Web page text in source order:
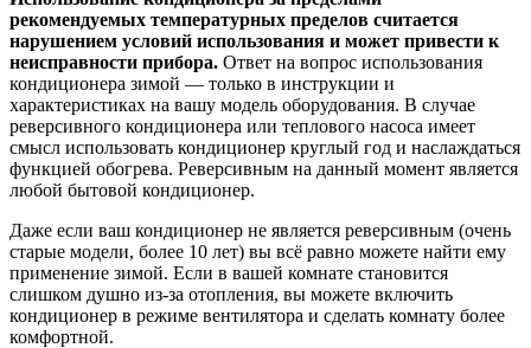
рекомендуемых температурных пределов считается
нарушением условий использования и может привести к
неисправности прибора. Ответ на вопрос использования
кондиционера зимой — только в инструкции и
характеристиках на вашу модель оборудования. В случае
реверсивного кондиционера или теплового насоса имеет
смысл использовать кондиционер круглый год и наслаждаться
функцией обогрева. Реверсивным на данный момент является
любой бытовой кондиционер.
Даже если ваш кондиционер не является реверсивным (очень
старые модели, более 10 лет) вы всё равно можете найти ему
применение зимой. Если в вашей комнате становится
слишком душно из-за отопления, вы можете включить
кондиционер в режиме вентилятора и сделать комнату более
комфортной.